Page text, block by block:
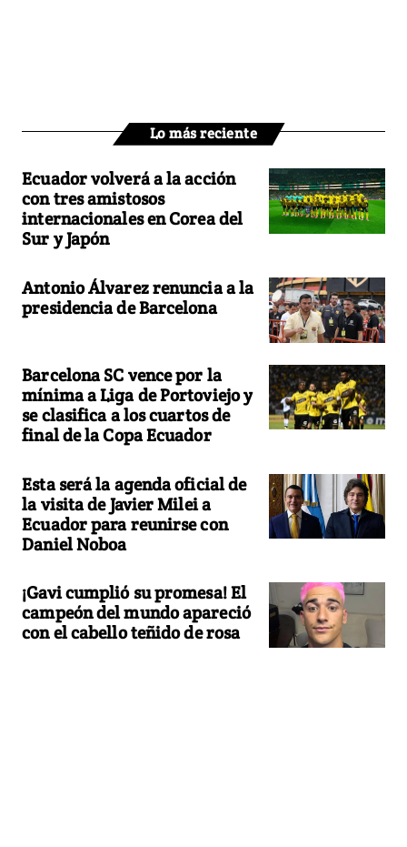
Lo más reciente
Ecuador volverá a la acción
con tres amistosos
internacionales en Corea del
Sur y Japón
Antonio Álvarez renuncia a la
presidencia de Barcelona
Barcelona SC vence por la
mínima a Liga de Portoviejo y
se clasifica a los cuartos de
final de la Copa Ecuador
Esta será la agenda oficial de
la visita de Javier Milei a
Ecuador para reunirse con
Daniel Noboa
¡Gavi cumplió su promesa! El
campeón del mundo apareció
con el cabello teñido de rosa